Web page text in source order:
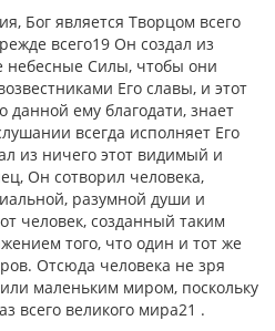
Бог является Творцом всего
всего19 Он создал из
небесные Силы, чтобы они
Его славы, и этот
ему благодати, знает
всегда исполняет Его
из ничего этот видимый и
Он сотворил человека,
разумной души и
человек, созданный таким
того, что один и тот же
Отсюда человека не зря
маленьким миром, поскольку
всего великого мира21 .